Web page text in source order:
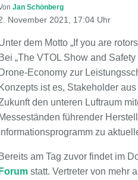
Jan Schönberg
November 2021, 17:04 Uhr
dem Motto „If you are
Bei „The VTOL Show and
Drone-Economy zur
Konzepts ist es, Stakeholder
den unteren Luftraum
Messeständen führender
Informationsprogramm zu
Bereits am Tag zuvor findet im
Forum statt. Vertreter von mehr